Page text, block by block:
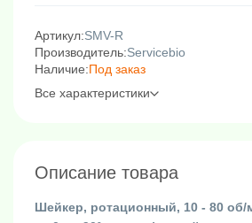
Артикул:SMV-R
Производитель:Servicebio
Наличие:Под заказ
Все характеристики
Описание товара
Шейкер, ротационный, 10 - 80 об/